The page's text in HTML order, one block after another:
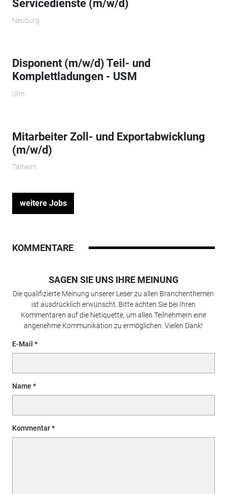
Servicedienste (m/w/d)
Neuburg
Disponent (m/w/d) Teil- und
Komplettladungen - USM
Ulm
Mitarbeiter Zoll- und Exportabwicklung
(m/w/d)
Talheim
weitere Jobs
KOMMENTARE
SAGEN SIE UNS IHRE MEINUNG
Die qualifizierte Meinung unserer Leser zu allen Branchenthemen
ist ausdrücklich erwünscht. Bitte achten Sie bei Ihren
Kommentaren auf die Netiquette, um allen Teilnehmern eine
angenehme Kommunikation zu ermöglichen. Vielen Dank!
E-Mail
Name
Kommentar